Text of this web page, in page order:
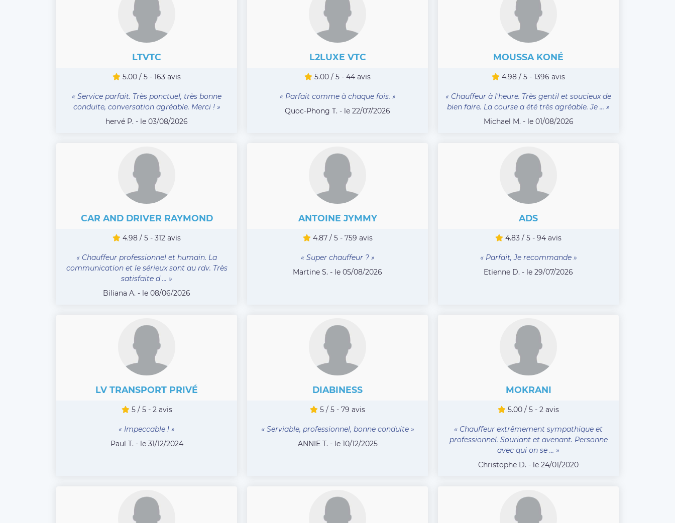
LTVTC
5.00 / 5 - 163 avis
« Service parfait. Très ponctuel, très bonne
conduite, conversation agréable. Merci ! »
hervé P. - le 03/08/2026
L2LUXE VTC
5.00 / 5 - 44 avis
« Parfait comme à chaque fois. »
Quoc-Phong T. - le 22/07/2026
MOUSSA KONÉ
4.98 / 5 - 1396 avis
« Chauffeur à l'heure. Très gentil et soucieux de
bien faire. La course a été très agréable. Je ... »
Michael M. - le 01/08/2026
CAR AND DRIVER RAYMOND
4.98 / 5 - 312 avis
« Chauffeur professionnel et humain. La
communication et le sérieux sont au rdv. Très
satisfaite d ... »
Biliana A. - le 08/06/2026
ANTOINE JYMMY
4.87 / 5 - 759 avis
« Super chauffeur ? »
Martine S. - le 05/08/2026
ADS
4.83 / 5 - 94 avis
« Parfait, Je recommande »
Etienne D. - le 29/07/2026
LV TRANSPORT PRIVÉ
5 / 5 - 2 avis
« Impeccable ! »
Paul T. - le 31/12/2024
DIABINESS
5 / 5 - 79 avis
« Serviable, professionnel, bonne conduite »
ANNIE T. - le 10/12/2025
MOKRANI
5.00 / 5 - 2 avis
« Chauffeur extrêmement sympathique et
professionnel. Souriant et avenant. Personne
avec qui on se ... »
Christophe D. - le 24/01/2020